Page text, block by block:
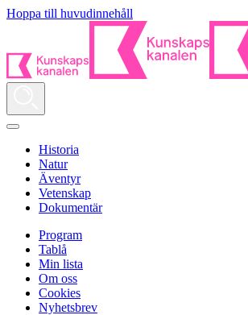
Hoppa till huvudinnehåll
Historia
Natur
Äventyr
Vetenskap
Dokumentär
Program
Tablå
Min lista
Om oss
Cookies
Nyhetsbrev